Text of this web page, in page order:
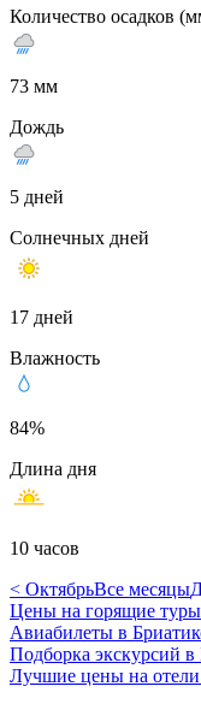
Количество осадков
73 мм
Дождь
5 дней
Солнечных дней
17 дней
Влажность
84%
Длина дня
10 часов
< ОктябрьВсе месяцы
Цены на горящие
Авиабилеты в
Подборка экскурсий в
Лучшие цены на отели